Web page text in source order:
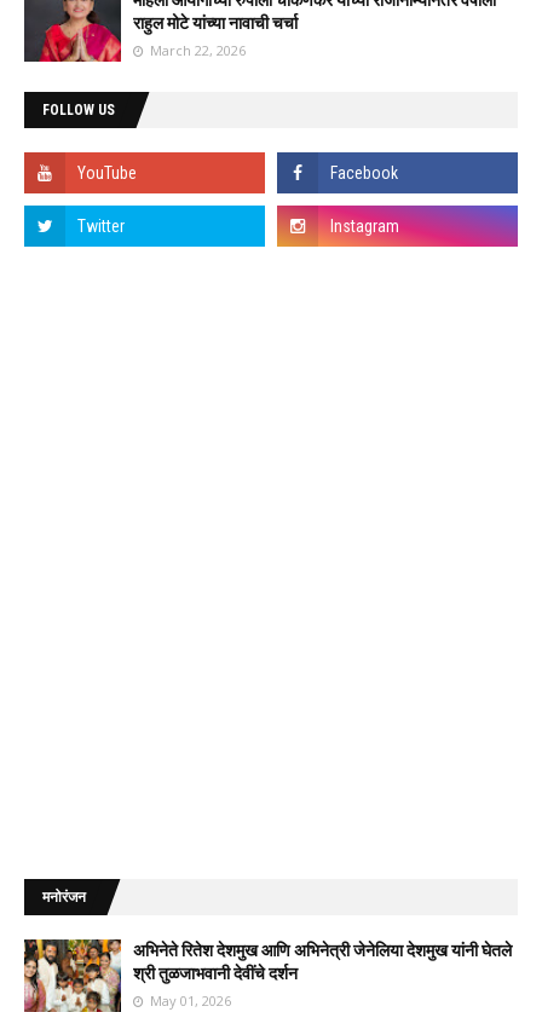
राहुल मोटे यांच्या नावाची चर्चा
March 22, 2026
FOLLOW US
मनोरंजन
अभिनेते रितेश देशमुख आणि अभिनेत्री जेनेलिया देशमुख यांनी घेतले
श्री तुळजाभवानी देवींचे दर्शन
May 01, 2026